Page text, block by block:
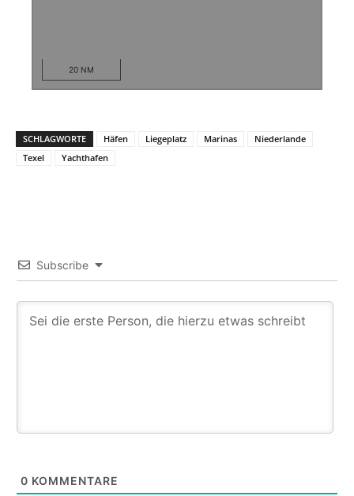
20 NM
SCHLAGWORTE Häfen Liegeplatz Marinas
Niederlande
Texel
Yachthafen
Subscribe
0 KOMMENTARE